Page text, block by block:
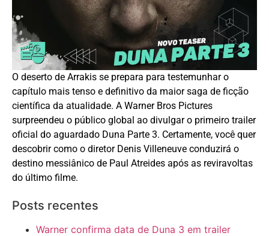
O deserto de Arrakis se prepara para testemunhar o
capítulo mais tenso e definitivo da maior saga de ficção
científica da atualidade. A Warner Bros Pictures
surpreendeu o público global ao divulgar o primeiro trailer
oficial do aguardado Duna Parte 3. Certamente, você quer
descobrir como o diretor Denis Villeneuve conduzirá o
destino messiânico de Paul Atreides após as reviravoltas
do último filme.
Posts recentes
Warner confirma data de Duna 3 em trailer